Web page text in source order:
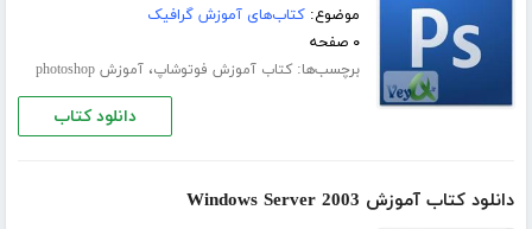
موضوع:کتاب‌های آموزش گرافیک
۰ صفحه
برچسب‌ها:کتاب آموزش فوتوشاپ،آموزش photoshop
دانلود کتاب
دانلود کتاب آموزش Windows Server 2003